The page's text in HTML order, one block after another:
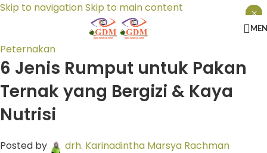
Skip to navigationSkip to main content
Peternakan
6 Jenis Rumput untuk Pakan
Ternak yang Bergizi & Kaya
Nutrisi
Posted by
drh. Karinadintha Marsya Rachman
×
×
×